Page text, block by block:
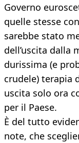
Governo
quelle stesse
sarebbe stato
dell’uscita dalla
durissima (e
crudele) terapia
uscita solo ora
per il Paese.
È del tutto
note, che